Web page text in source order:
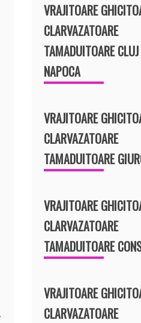
VRAJITOARE
CLARVAZATOARE
TAMADUITOARE CLUJ
NAPOCA
VRAJITOARE
CLARVAZATOARE
TAMADUITOARE
VRAJITOARE
CLARVAZATOARE
TAMADUITOARE
VRAJITOARE
CLARVAZATOARE